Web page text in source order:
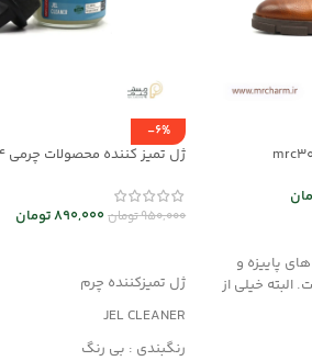
پاییزه و
خیلی از
-6%
ژل تمیز کننده محصولات چرمی mrc30044
950,000تومان890,000تومان
ژل تمیزکننده چرم
JEL CLEANER
رنگبندی : بی رنگ